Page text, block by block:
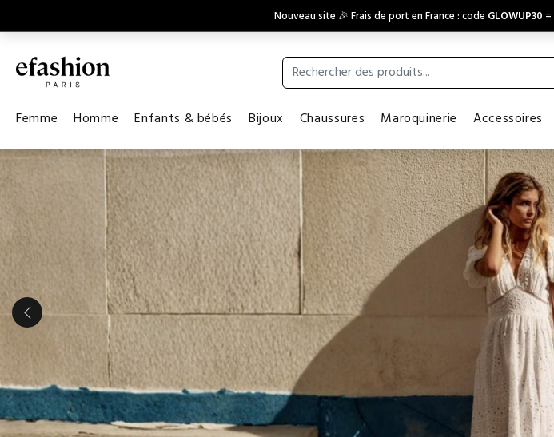
Nouveau site 🎉 Frais de port en France : code GLOWUP30 =
Femme Homme Enfants & bébés Bijoux Chaussures Maroquinerie Accessoires